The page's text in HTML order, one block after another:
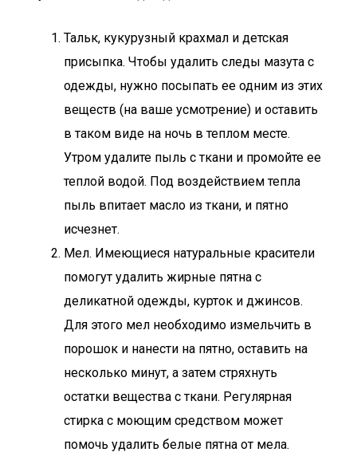
Тальк, кукурузный крахмал и детская
присыпка. Чтобы удалить следы мазута с
одежды, нужно посыпать ее одним из этих
веществ (на ваше усмотрение) и оставить
в таком виде на ночь в теплом месте.
Утром удалите пыль с ткани и промойте ее
теплой водой. Под воздействием тепла
пыль впитает масло из ткани, и пятно
исчезнет.
Мел. Имеющиеся натуральные красители
помогут удалить жирные пятна с
деликатной одежды, курток и джинсов.
Для этого мел необходимо измельчить в
порошок и нанести на пятно, оставить на
несколько минут, а затем стряхнуть
остатки вещества с ткани. Регулярная
стирка с моющим средством может
помочь удалить белые пятна от мела.